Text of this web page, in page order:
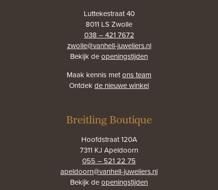
Luttekestraat 40
8011 LS Zwolle
038 – 421 7672
zwolle@vanhell-juweliers.nl
Bekijk deopeningstijden
Maak kennis metons team
Ontdekde nieuwe winkel
Breitling Boutique
Hoofdstraat 120A
7311 KJ Apeldoorn
055 – 521 22 75
apeldoorn@vanhell-juweliers.nl
Bekijk deopeningstijden